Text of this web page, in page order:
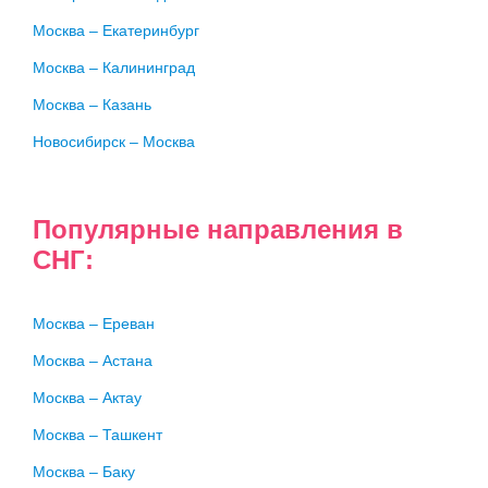
Москва – Екатеринбург
Москва – Калининград
Москва – Казань
Новосибирск – Москва
Популярные направления в
СНГ:
Москва – Ереван
Москва – Астана
Москва – Актау
Москва – Ташкент
Москва – Баку